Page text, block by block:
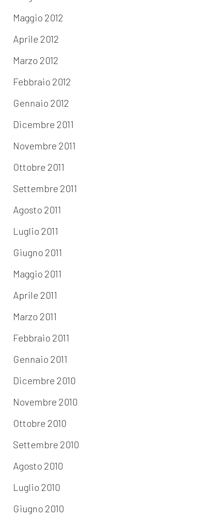
Maggio 2012
Aprile 2012
Marzo 2012
Febbraio 2012
Gennaio 2012
Dicembre 2011
Novembre 2011
Ottobre 2011
Settembre 2011
Agosto 2011
Luglio 2011
Giugno 2011
Maggio 2011
Aprile 2011
Marzo 2011
Febbraio 2011
Gennaio 2011
Dicembre 2010
Novembre 2010
Ottobre 2010
Settembre 2010
Agosto 2010
Luglio 2010
Giugno 2010